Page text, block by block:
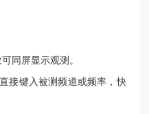
同屏显示观测。
接键入被测频道或频率，快